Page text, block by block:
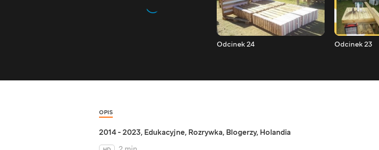
Odcinek 24 Odcinek 23
OPIS
2014 - 2023, Edukacyjne, Rozrywka, Blogerzy, Holandia